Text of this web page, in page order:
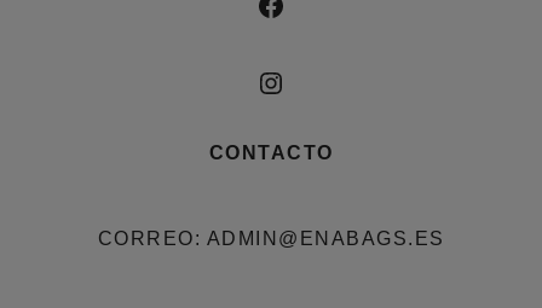
INSTAGRAM
CONTACTO
CORREO: ADMIN@ENABAGS.ES